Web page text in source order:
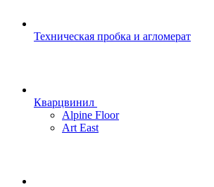
Техническая пробка и агломерат
Кварцвинил
Alpine Floor
Art East